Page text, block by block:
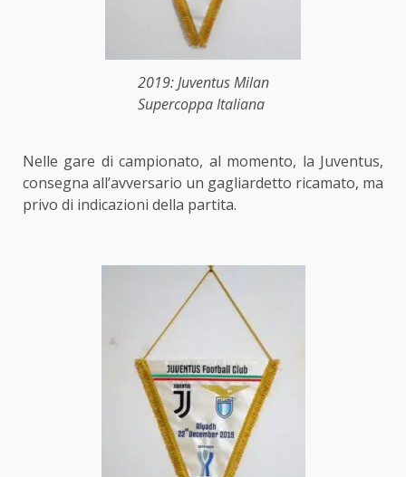
2019: Juventus Milan
Supercoppa Italiana
Nelle gare di campionato, al momento, la Juventus,
consegna all’avversario un gagliardetto ricamato, ma
privo di indicazioni della partita.